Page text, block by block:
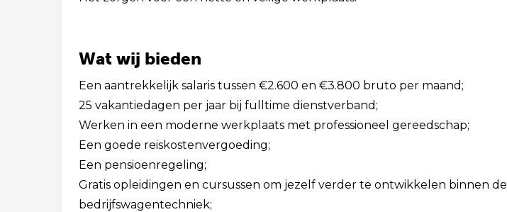
Wat wij bieden
Een aantrekkelijk salaris tussen €2.600 en €3.800 bruto per maand;
25 vakantiedagen per jaar bij fulltime dienstverband;
Werken in een moderne werkplaats met professioneel gereedschap;
Een goede reiskostenvergoeding;
Een pensioenregeling;
Gratis opleidingen en cursussen om jezelf verder te ontwikkelen binnen de
bedrijfswagentechniek;